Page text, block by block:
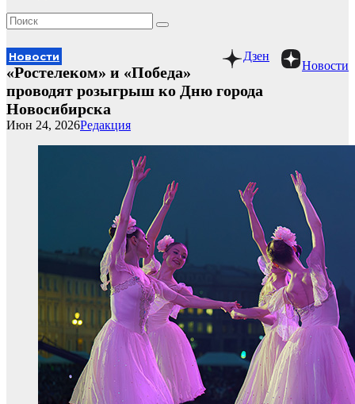
Новости
Дзен
Новости
«Ростелеком» и «Победа»
проводят розыгрыш ко Дню города
Новосибирска
Редакция
Июн 24, 2026